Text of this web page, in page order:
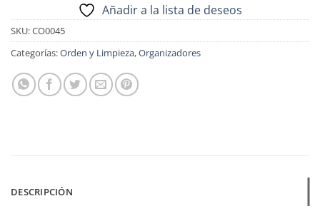
Añadir a la lista de deseos
SKU:CO0045
Categorías:Orden y Limpieza,Organizadores
DESCRIPCIÓN